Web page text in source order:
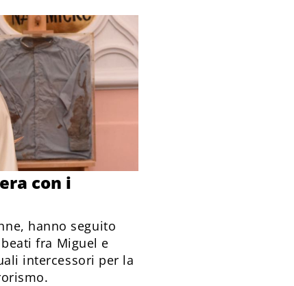
con i
hanno seguito
fra Miguel e
intercessori per la